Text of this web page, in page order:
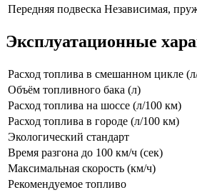
Передняя подвеска Независимая,
Эксплуатационные
Расход топлива в смешанном цикле
Объём топливного бака (л)
Расход топлива на шоссе (л/100 км)
Расход топлива в городе (л/100 км)
Экологический стандарт
Время разгона до 100 км/ч (сек)
Максимальная скорость (км/ч)
Рекомендуемое топливо